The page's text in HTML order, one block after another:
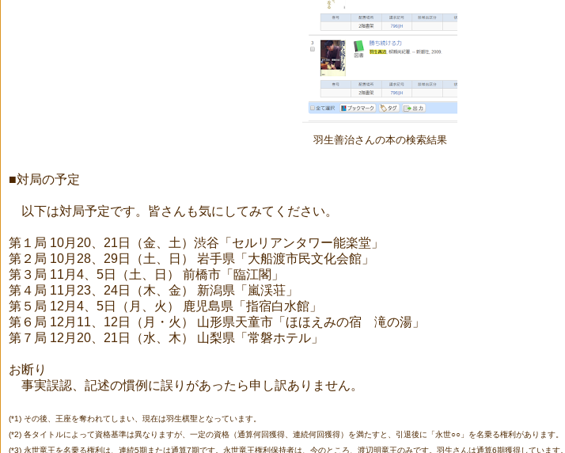
羽生善治さんの本の検索結果
■対局の予定
以下は対局予定です。皆さんも気にしてみてください。
第１局 10月20、21日（金、土）渋谷「セルリアンタワー能楽堂」
第２局 10月28、29日（土、日）
岩手県「大船渡市民文化会館」
第３局 11月4、5日（土、日）
前橋市「臨江閣」
第４局 11月23、24日（木、金）
新潟県「嵐渓荘」
第５局 12月4、5日（月、火）
鹿児島県「指宿白水館」
第６局 12月11、12日（月・火）
山形県天童市「ほほえみの宿 滝の湯」
第７局 12月20、21日（水、木） 山梨県「常磐ホテル」
お断り
事実誤認、記述の慣例に誤りがあったら申し訳ありません。
(*1) その後、王座を奪われてしまい、現在は羽生棋聖となっています。
(*2) 各タイトルによって資格基準は異なりますが、一定の資格（通算何回獲得、連続何回獲得）を満たすと、引退後に「永世○○」を名乗る権利があります。
(*3) 永世竜王を名乗る権利は、連続5期または通算7期です。永世竜王権利保持者は、今のところ、渡辺明竜王のみです。羽生さんは通算6期獲得しています。